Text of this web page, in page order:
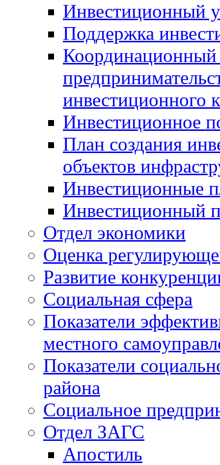
Инвестиционный
Поддержка
Координационный
инвестиционного
Инвестиционное
План создания
объектов
Инвестиционные
Инвестиционный
Отдел экономики
Оценка
Развитие
Социальная сфера
Показатели
местного
Показатели
района
Социальное
Отдел ЗАГС
Апостиль